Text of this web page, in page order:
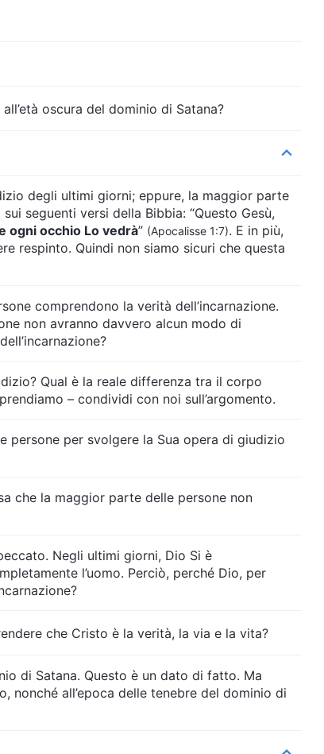
oscura del dominio di Satana?
degli ultimi giorni; eppure, la maggior parte
seguenti versi della Bibbia: “Questo Gesù,
ogni occhio Lo vedrà” (Apocalisse 1:7). E in più,
respinto. Quindi non siamo sicuri che questa
comprendono la verità dell’incarnazione.
non avranno davvero alcun modo di
Qual è la reale differenza tra il corpo
– condividi con noi sull’argomento.
persone per svolgere la Sua opera di giudizio
che la maggior parte delle persone non
Negli ultimi giorni, Dio Si è
l’uomo. Perciò, perché Dio, per
che Cristo è la verità, la via e la vita?
di Satana. Questo è un dato di fatto. Ma
nonché all’epoca delle tenebre del dominio di